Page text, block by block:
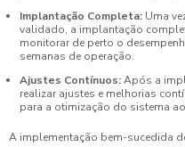
Implantação Completa: Uma
validado, a implantação
monitorar de perto o
semanas de operação.
Ajustes Contínuos:Após a
realizar ajustes e melhorias
para a otimização do sistema
A implementação bem-sucedida